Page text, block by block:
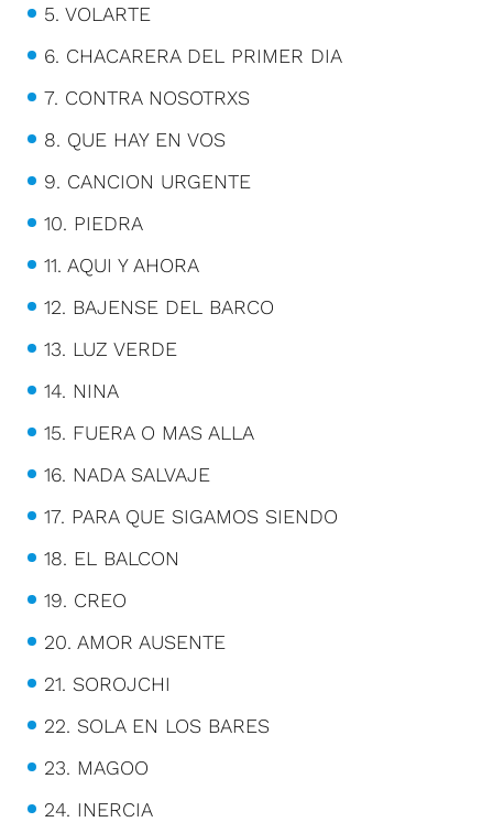
5. VOLARTE
6. CHACARERA DEL PRIMER DIA
7. CONTRA NOSOTRXS
8. QUE HAY EN VOS
9. CANCION URGENTE
10. PIEDRA
11. AQUI Y AHORA
12. BAJENSE DEL BARCO
13. LUZ VERDE
14. NINA
15. FUERA O MAS ALLA
16. NADA SALVAJE
17. PARA QUE SIGAMOS SIENDO
18. EL BALCON
19. CREO
20. AMOR AUSENTE
21. SOROJCHI
22. SOLA EN LOS BARES
23. MAGOO
24. INERCIA